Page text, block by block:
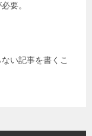
要。
い記事を書くこ